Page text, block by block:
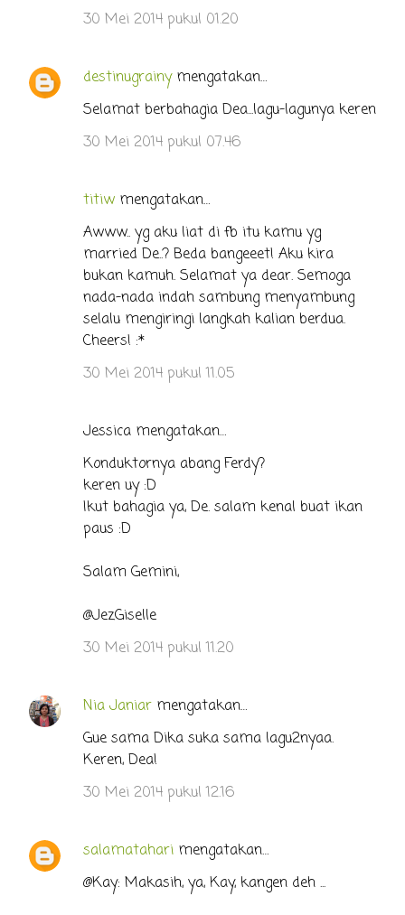
t
a
30 Mei 2014 pukul 01.20
destinugrainymengatakan…
Selamat berbahagia Dea...lagu-lagunya keren
30 Mei 2014 pukul 07.46
titiw mengatakan…
Awww.. yg aku liat di fb itu kamu yg
married De..? Beda bangeeet! Aku kira
bukan kamuh. Selamat ya dear. Semoga
nada-nada indah sambung menyambung
selalu mengiringi langkah kalian berdua.
Cheers! :*
30 Mei 2014 pukul 11.05
Jessica mengatakan…
Konduktornya abang Ferdy?
keren uy :D
Ikut bahagia ya, De. salam kenal buat ikan
paus :D
Salam Gemini,
@JezGiselle
30 Mei 2014 pukul 11.20
Nia Janiar mengatakan…
Gue sama Dika suka sama lagu2nyaa.
Keren, Dea!
30 Mei 2014 pukul 12.16
salamatahari mengatakan…
@Kay: Makasih, ya, Kay, kangen deh ...